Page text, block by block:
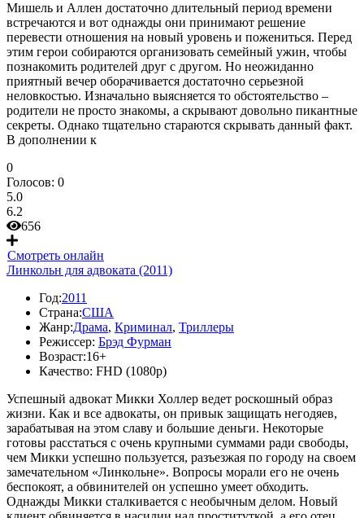
Мишель и Аллен достаточно длительный период времени
встречаются и вот однажды они принимают решение
перевести отношения на новый уровень и пожениться. Перед
этим герои собираются организовать семейный ужин, чтобы
познакомить родителей друг с другом. Но неожиданно
приятный вечер оборачивается достаточно серьезной
неловкостью. Изначально выясняется то обстоятельство –
родители не просто знакомы, а скрывают довольно пикантные
секреты. Однако тщательно стараются скрывать данный факт.
В дополнении к
0
Голосов: 0
5.0
6.2
656
Смотреть онлайн
Линкольн для адвоката (2011)
Год:2011
Страна:США
Жанр:Драма, Криминал, Триллеры
Режиссер: Брэд Фурман
Возраст:16+
Качество: FHD (1080p)
Успешный адвокат Микки Холлер ведет роскошный образ
жизни. Как и все адвокаты, он привык защищать негодяев,
зарабатывая на этом славу и большие деньги. Некоторые
готовы расстаться с очень крупными суммами ради свободы,
чем Микки успешно пользуется, разъезжая по городу на своем
замечательном «Линкольне». Вопросы морали его не очень
беспокоят, а обвинителей он успешно умеет обходить.
Однажды Микки сталкивается с необычным делом. Новый